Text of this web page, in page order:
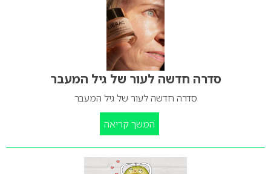
סדרה חדשה לעור של גיל המעבר
סדרה חדשה לעור של גיל המעבר
המשך קריאה